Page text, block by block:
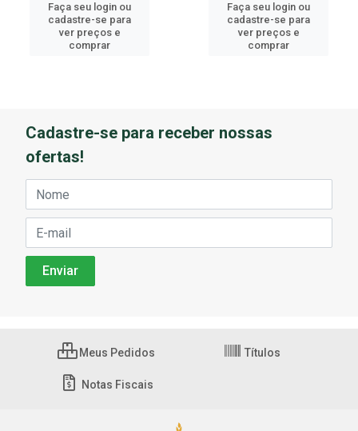
Faça seu login ou
cadastre-se para
ver preços e
comprar
Faça seu login ou
cadastre-se para
ver preços e
comprar
Cadastre-se para receber nossas
ofertas!
Meus Pedidos Títulos
Notas Fiscais